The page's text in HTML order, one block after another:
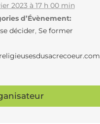
2023 à 17 h 00 min
d’Évènement:
se décider, Se former